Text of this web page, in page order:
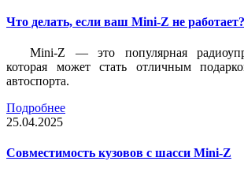
Что делать, если ваш Mini-Z не работает?
Mini-Z — это популярная
которая может стать отличным
автоспорта.
Подробнее
25.04.2025
Совместимость кузовов с шасси Mini-Z